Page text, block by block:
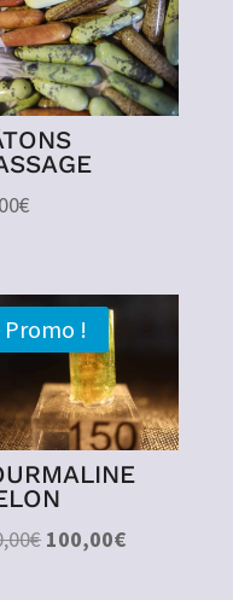
€
Promo !
€ Le
100,00€Le